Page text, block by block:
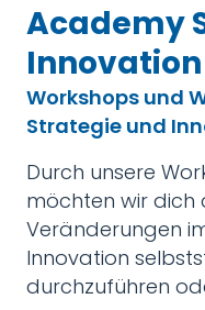
Academy
Innovation
Workshops und
Strategie und
Durch unsere
möchten wir dich
Veränderungen
Innovation
durchzuführen